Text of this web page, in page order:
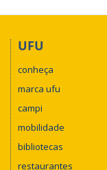
UFU
conheça
marca ufu
campi
mobilidade
bibliotecas
restaurantes